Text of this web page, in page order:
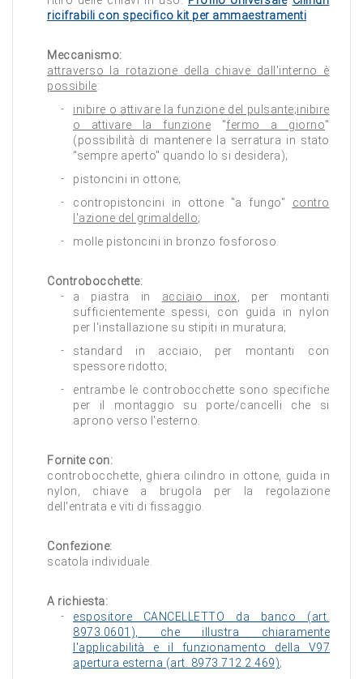
ricifrabili con specifico kit per ammaestramenti
Meccanismo:
attraverso la rotazione della chiave dall'interno è
possibile:
inibire o attivare la funzione del pulsante;inibire
o attivare la funzione "fermo a giorno"
(possibilità di mantenere la serratura in stato
"sempre aperto" quando lo si desidera);
pistoncini in ottone;
contropistoncini in ottone "a fungo" contro
l'azione del grimaldello;
molle pistoncini in bronzo fosforoso.
Controbocchette:
a piastra in acciaio inox , per montanti
sufficientemente spessi, con guida in nylon
per l'installazione su stipiti in muratura;
standard in acciaio, per montanti con
spessore ridotto;
entrambe le controbocchette sono specifiche
per il montaggio su porte/cancelli che si
aprono verso l'esterno.
Fornite con:
controbocchette, ghiera cilindro in ottone, guida in
nylon, chiave a brugola per la regolazione
dell'entrata e viti di fissaggio.
Confezione:
scatola individuale.
A richiesta:
espositore CANCELLETTO da banco (art.
8973.0601), che illustra chiaramente
l'applicabilità e il funzionamento della V97
apertura esterna (art. 8973.712.2.469);